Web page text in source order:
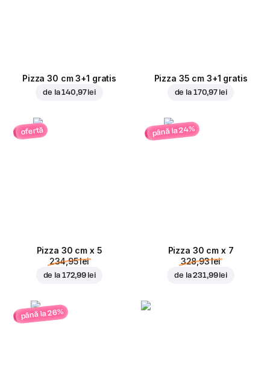
Pizza 30 cm 3+1 gratis
de la140,97 lei
Pizza 35 cm 3+1 gratis
de la 170,97 lei
ofertă
Pizza 30 cm x 5
234,95 lei
de la 172,99 lei
până la 24%
Pizza 30 cm x 7
328,93 lei
de la231,99 lei
până la 26%